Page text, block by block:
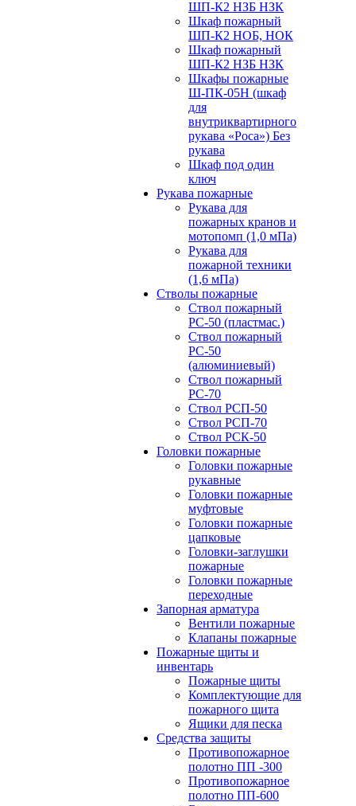
ШП-К2 НЗБ НЗК
Шкаф пожарный
ШП-К2 НОБ, НОК
Шкаф пожарный
ШП-К2 НЗБ НЗК
Шкафы пожарные
Ш-ПК-05Н (шкаф
для
внутриквартирного
рукава «Роса») Без
рукава
Шкаф под один
ключ
Рукава пожарные
Рукава для
пожарных кранов и
мотопомп (1,0 мПа)
Рукава для
пожарной техники
(1,6 мПа)
Стволы пожарные
Ствол пожарный
РС-50 (пластмас.)
Ствол пожарный
РС-50
(алюминиевый)
Ствол пожарный
РС-70
Ствол РСП-50
Ствол РСП-70
Ствол РСК-50
Головки пожарные
Головки пожарные
рукавные
Головки пожарные
муфтовые
Головки пожарные
цапковые
Головки-заглушки
пожарные
Головки пожарные
переходные
Запорная арматура
Вентили пожарные
Клапаны пожарные
Пожарные щиты и
инвентарь
Пожарные щиты
Комплектующие для
пожарного щита
Ящики для песка
Средства защиты
Противопожарное
полотно ПП -300
Противопожарное
полотно ПП-600